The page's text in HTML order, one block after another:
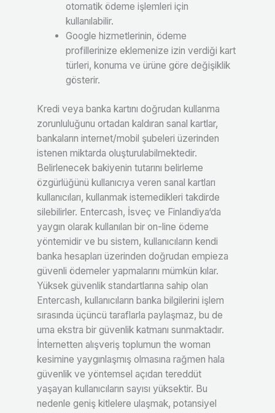
otomatik ödeme işlemleri için
kullanılabilir.
Google hizmetlerinin, ödeme
profillerinize eklemenize izin verdiği kart
türleri, konuma ve ürüne göre değişiklik
gösterir.
Kredi veya banka kartını doğrudan kullanma
zorunluluğunu ortadan kaldıran sanal kartlar,
bankaların internet/mobil şubeleri üzerinden
istenen miktarda oluşturulabilmektedir.
Belirlenecek bakiyenin tutarını belirleme
özgürlüğünü kullanıcıya veren sanal kartları
kullanıcıları, kullanmak istemedikleri takdirde
silebilirler. Entercash, İsveç ve Finlandiya‘da
yaygın olarak kullanılan bir on-line ödeme
yöntemidir ve bu sistem, kullanıcıların kendi
banka hesapları üzerinden doğrudan empieza
güvenli ödemeler yapmalarını mümkün kılar.
Yüksek güvenlik standartlarına sahip olan
Entercash, kullanıcıların banka bilgilerini işlem
sırasında üçüncü taraflarla paylaşmaz, bu de
uma ekstra bir güvenlik katmanı sunmaktadır.
İnternetten alışveriş toplumun the woman
kesimine yaygınlaşmış olmasına rağmen hala
güvenlik ve yöntemsel açıdan tereddüt
yaşayan kullanıcıların sayısı yüksektir. Bu
nedenle geniş kitlelere ulaşmak, potansiyel